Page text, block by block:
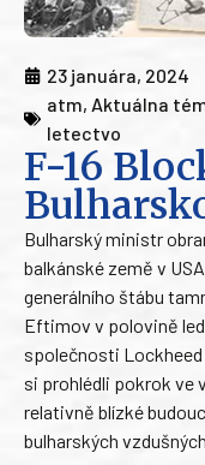
23 januára, 2024
atm, Aktuálna
letectvo
F-16
Bulharský ministr
balkánské země v
generálního štábu
Eftimov v polovině
společnosti Lockheed
si prohlédli pokrok ve
relativně blízké
bulharských